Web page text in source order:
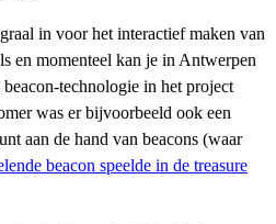
in voor het interactief maken van
en momenteel kan je in Antwerpen
technologie in het project
was er bijvoorbeeld ook een
aan de hand van beacons (waar
beacon speelde in de treasure